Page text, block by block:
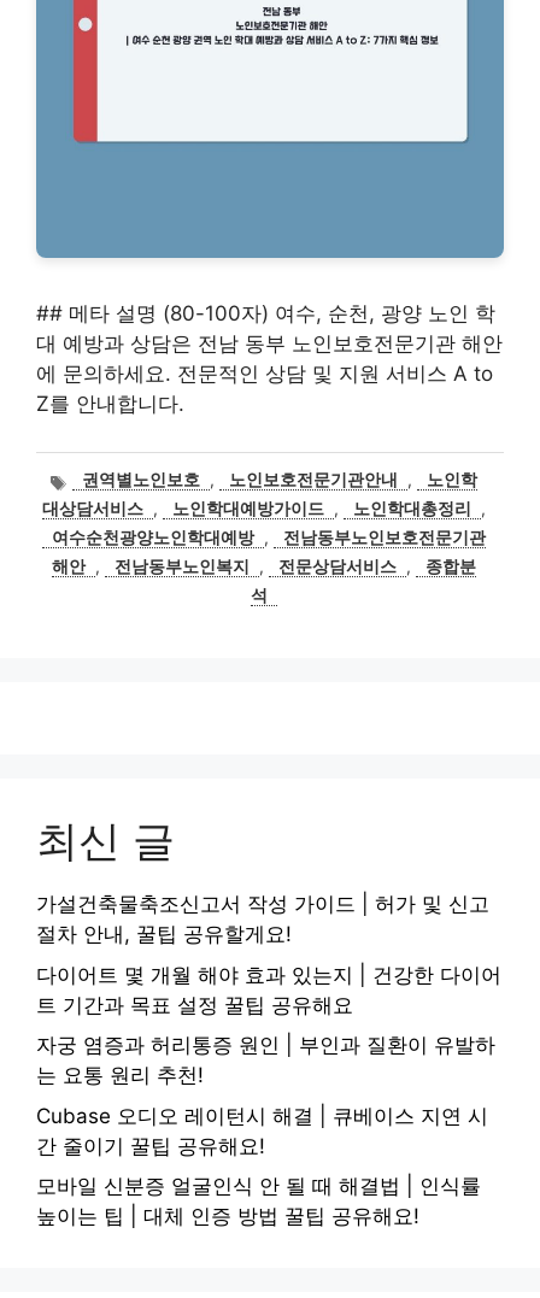
## 메타 설명 (80-100자) 여수, 순천, 광양 노인 학
대 예방과 상담은 전남 동부 노인보호전문기관 해안
에 문의하세요. 전문적인 상담 및 지원 서비스 A to
Z를 안내합니다.
태
그
권역별노인보호 , 노인보호전문기관안내 ,
노인학
대상담서비스 , 노인학대예방가이드 , 노인학대총정리
,
여수순천광양노인학대예방 ,
전남동부노인보호전문기관
해안 , 전남동부노인복지 , 전문상담서비스 ,
종합분
석
최신 글
가설건축물축조신고서 작성 가이드 | 허가 및 신고
절차 안내, 꿀팁 공유할게요!
다이어트 몇 개월 해야 효과 있는지 | 건강한 다이어
트 기간과 목표 설정 꿀팁 공유해요
자궁 염증과 허리통증 원인 | 부인과 질환이 유발하
는 요통 원리 추천!
Cubase 오디오 레이턴시 해결 | 큐베이스 지연 시
간 줄이기 꿀팁 공유해요!
모바일 신분증 얼굴인식 안 될 때 해결법 | 인식률
높이는 팁 | 대체 인증 방법 꿀팁 공유해요!